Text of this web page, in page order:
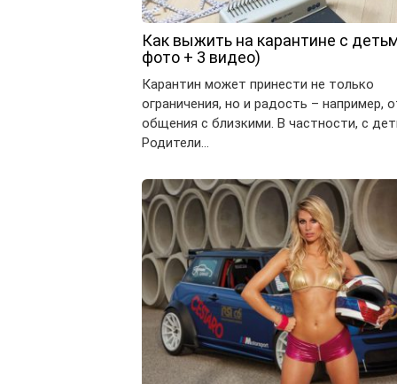
Как выжить на карантине с
фото + 3 видео)
Карантин может принести не только
ограничения, но и радость – например,
общения с близкими. В частности, с
Родители…